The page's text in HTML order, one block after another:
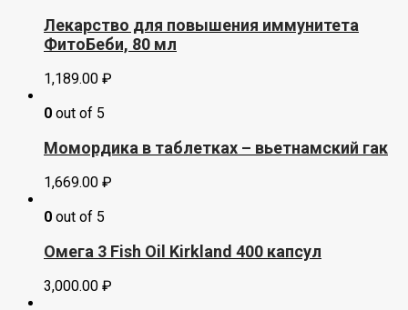
Лекарство для повышения иммунитета
ФитоБеби, 80 мл
1,189.00 ₽
0 out of 5
Момордика в таблетках – вьетнамский гак
1,669.00 ₽
0 out of 5
Омега 3 Fish Oil Kirkland 400 капсул
3,000.00 ₽